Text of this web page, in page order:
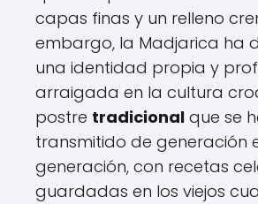
capas finas y un relleno
embargo, la Madjarica ha
una identidad propia y
arraigada en la cultura
postre tradicional que se
transmitido de generación
generación, con recetas
guardadas en los viejos